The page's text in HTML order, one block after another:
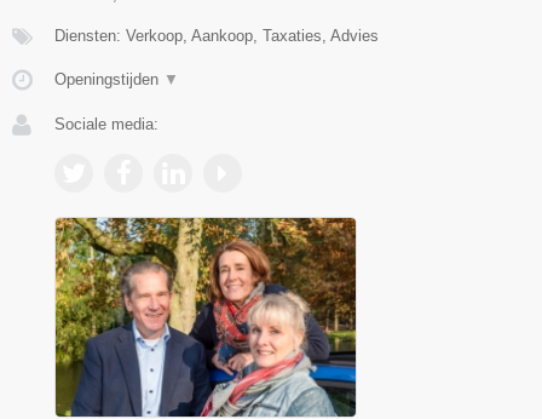
Diensten: Verkoop, Aankoop, Taxaties, Advies
Openingstijden ▼
Sociale media: